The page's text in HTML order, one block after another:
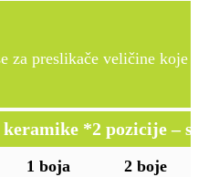
za preslikače veličine
*2 pozicije –
1 boja 2 boje